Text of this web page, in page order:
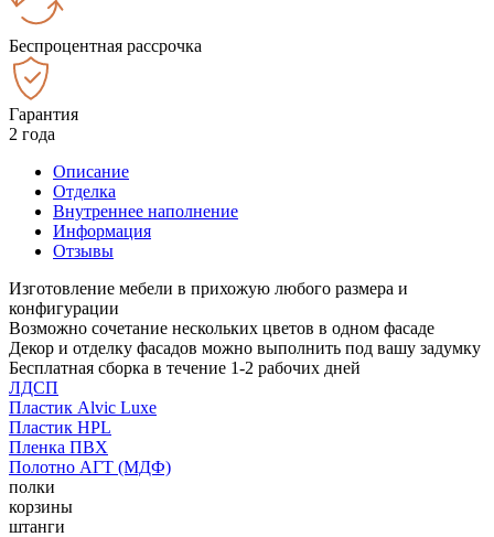
Беспроцентная рассрочка
Гарантия
2 года
Описание
Отделка
Внутреннее наполнение
Информация
Отзывы
Изготовление мебели в прихожую любого размера и
конфигурации
Возможно сочетание нескольких цветов в одном фасаде
Декор и отделку фасадов можно выполнить под вашу задумку
Бесплатная сборка в течение 1-2 рабочих дней
ЛДСП
Пластик Alvic Luxe
Пластик HPL
Пленка ПВХ
Полотно АГТ (МДФ)
полки
корзины
штанги